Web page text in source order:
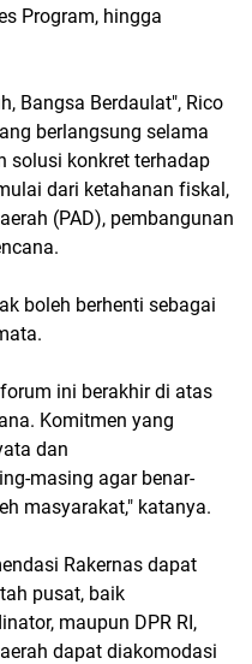
Program, hingga
Bangsa Berdaulat", Rico
berlangsung selama
solusi konkret terhadap
dari ketahanan fiskal,
(PAD), pembangunan
boleh berhenti sebagai
ini berakhir di atas
Komitmen yang
dan
masing agar benar-
masyarakat," katanya.
Rakernas dapat
pusat, baik
maupun DPR RI,
dapat diakomodasi